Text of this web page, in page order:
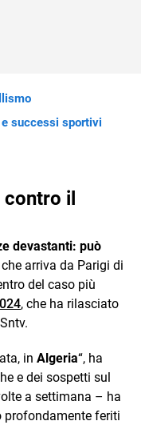
successi sportivi
contro il
devastanti: può
che arriva da Parigi di
del caso più
, che ha rilasciato
in Algeria“, ha
e dei sospetti sul
a settimana – ha
profondamente feriti